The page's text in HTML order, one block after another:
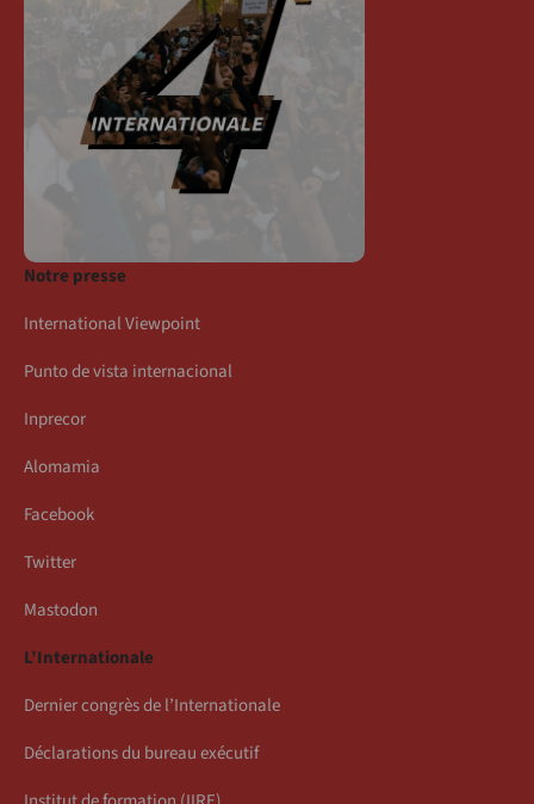
Notre presse
International Viewpoint
Punto de vista internacional
Inprecor
Alomamia
Facebook
Twitter
Mastodon
L’Internationale
Dernier congrès de l’Internationale
Déclarations du bureau exécutif